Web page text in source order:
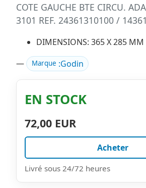
COTE GAUCHE BTE CIRCU.
3101 REF. 24361310100 /
DIMENSIONS: 365 X 285 MM
—
Marque :Godin
EN STOCK
72,00 EUR
Acheter
Livré sous 24/72 heures